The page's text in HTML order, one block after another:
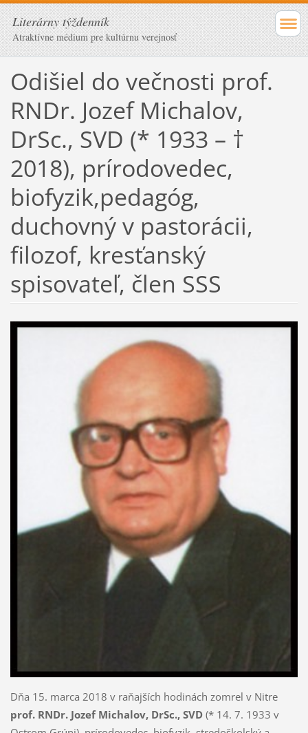
Literárny týždenník
Atraktívne médium pre kultúrnu verejnosť
Odišiel do večnosti prof.
RNDr. Jozef Michalov,
DrSc., SVD (* 1933 – †
2018), prírodovedec,
biofyzik,pedagóg,
duchovný v pastorácii,
filozof, kresťanský
spisovateľ, člen SSS
Dňa 15. marca 2018 v raňajších hodinách zomrel v Nitre
prof. RNDr. Jozef Michalov, DrSc., SVD(* 14. 7. 1933 v